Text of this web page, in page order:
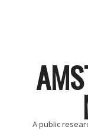
A public